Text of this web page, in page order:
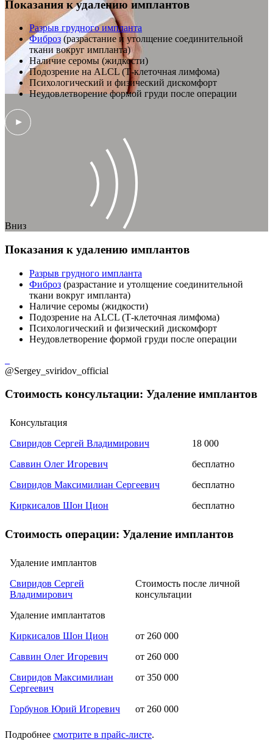
Показания к удалению имплантов
Разрыв грудного импланта
Фиброз (разрастание и утолщение соединительной
ткани вокруг импланта)
Наличие серомы (жидкости)
Подозрение на ALCL (Т-клеточная лимфома)
Психологический и физический дискомфорт
Неудовлетворение формой груди после операции
Вниз
Показания к удалению имплантов
Разрыв грудного импланта
Фиброз (разрастание и утолщение соединительной
ткани вокруг импланта)
Наличие серомы (жидкости)
Подозрение на ALCL (Т-клеточная лимфома)
Психологический и физический дискомфорт
Неудовлетворение формой груди после операции
@Sergey_sviridov_official
Стоимость консультации: Удаление имплантов
Консультация
Свиридов Сергей Владимирович
18 000
Саввин Олег Игоревич
бесплатно
Свиридов Максимилиан Сергеевич
бесплатно
Киркисалов Шон Цион
бесплатно
Стоимость операции: Удаление имплантов
Удаление имплантов
Свиридов Сергей
Владимирович
Cтоимость после личной
консультации
Удаление имплантатов
Киркисалов Шон Цион
от 260 000
Саввин Олег Игоревич
от 260 000
Свиридов Максимилиан
Сергеевич
от 350 000
Горбунов Юрий Игоревич от 260 000
Подробнее смотрите в прайс-листе.